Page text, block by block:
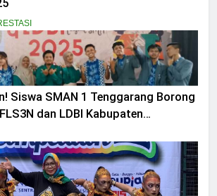
Siswa SMAN 1 Tenggarang Borong
dan LDBI Kabupaten